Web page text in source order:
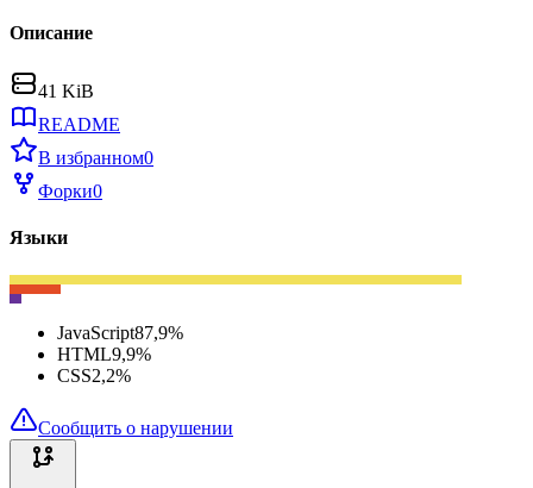
Описание
41 KiB
README
В избранном0
Форки0
Языки
JavaScript87,9%
HTML9,9%
CSS2,2%
Сообщить о нарушении